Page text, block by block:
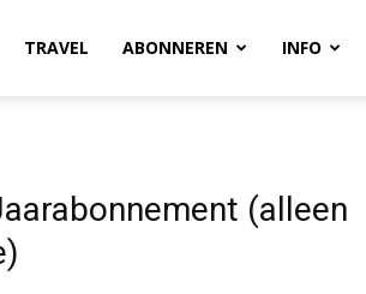
TRAVEL ABONNEREN INFO
(alleen